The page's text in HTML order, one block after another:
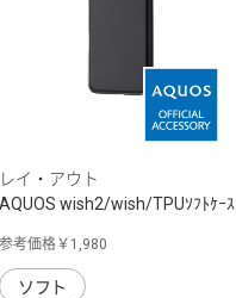
レイ・アウト
AQUOS wish2/wish/TPUｿﾌﾄｹｰｽ
参考価格￥1,980
ソフト